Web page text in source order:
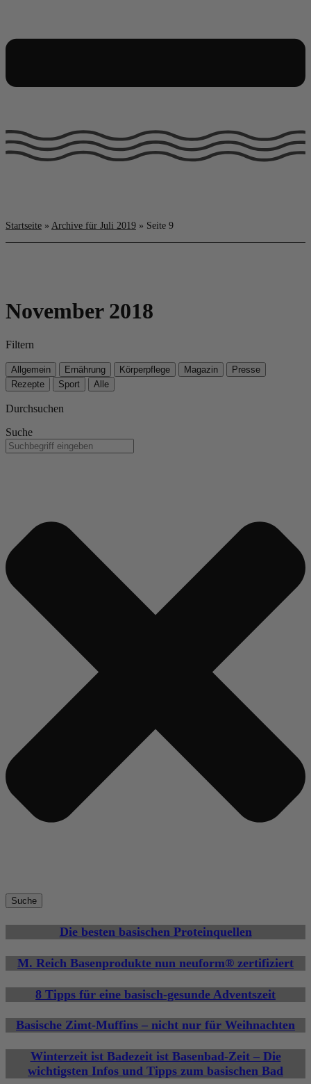
Startseite » Archive für Juli 2019 » Seite 9
November 2018
Filtern
Allgemein Ernährung Körperpflege Magazin
Presse
Rezepte
Sport Alle
Durchsuchen
Suche
Suche
Die besten basischen Proteinquellen
M. Reich Basenprodukte nun neuform® zertifiziert
8 Tipps für eine basisch-gesunde Adventszeit
Basische Zimt-Muffins – nicht nur für Weihnachten
Winterzeit ist Badezeit ist Basenbad-Zeit – Die
wichtigsten Infos und Tipps zum basischen Bad